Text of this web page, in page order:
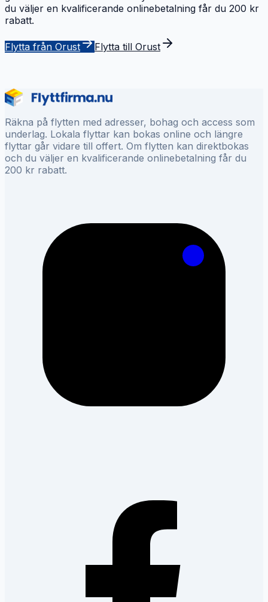
du väljer en kvalificerande onlinebetalning får du 200 kr
rabatt.
Flytta från Orust Flytta till Orust
Räkna på flytten med adresser, bohag och access som
underlag. Lokala flyttar kan bokas online och längre
flyttar går vidare till offert. Om flytten kan direktbokas
och du väljer en kvalificerande onlinebetalning får du
200 kr rabatt.